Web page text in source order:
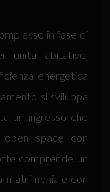
in fase di
unità abitative,
energetica
si sviluppa
un ingresso che
open space con
comprende un
matrimoniale con